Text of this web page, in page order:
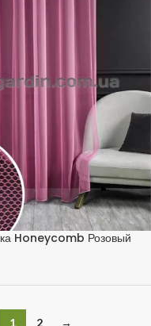
Honeycomb Розовый
1 2 →